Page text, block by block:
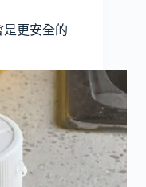
更安全的